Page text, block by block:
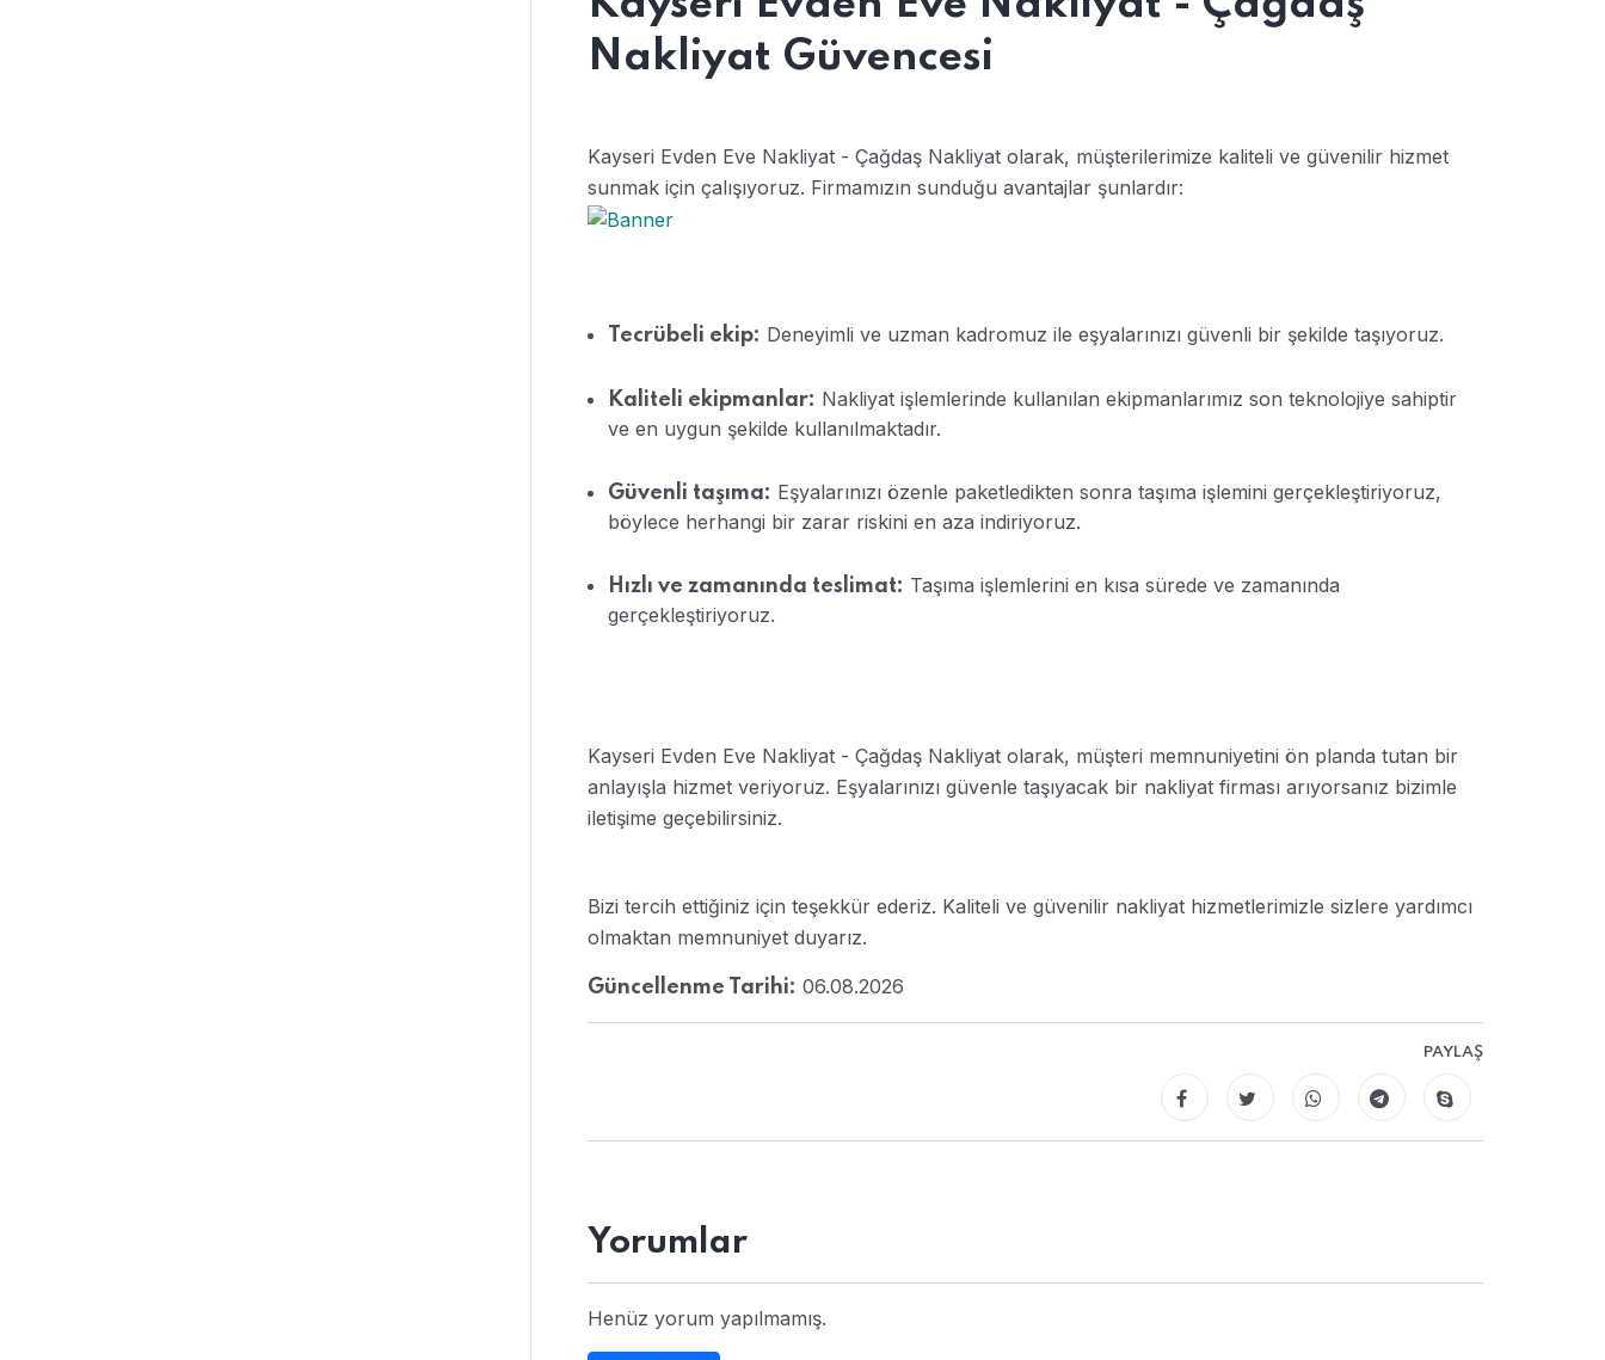
Nakliyat Güvencesi
Kayseri Evden Eve Nakliyat - Çağdaş Nakliyat olarak, müşterilerimize kaliteli ve güvenilir hizmet
sunmak için çalışıyoruz. Firmamızın sunduğu avantajlar şunlardır:
Tecrübeli ekip: Deneyimli ve uzman kadromuz ile eşyalarınızı güvenli bir şekilde taşıyoruz.
Kaliteli ekipmanlar: Nakliyat işlemlerinde kullanılan ekipmanlarımız son teknolojiye sahiptir
ve en uygun şekilde kullanılmaktadır.
Güvenli taşıma: Eşyalarınızı özenle paketledikten sonra taşıma işlemini gerçekleştiriyoruz,
böylece herhangi bir zarar riskini en aza indiriyoruz.
Hızlı ve zamanında teslimat: Taşıma işlemlerini en kısa sürede ve zamanında
gerçekleştiriyoruz.
Kayseri Evden Eve Nakliyat - Çağdaş Nakliyat olarak, müşteri memnuniyetini ön planda tutan bir
anlayışla hizmet veriyoruz. Eşyalarınızı güvenle taşıyacak bir nakliyat firması arıyorsanız bizimle
iletişime geçebilirsiniz.
Bizi tercih ettiğiniz için teşekkür ederiz. Kaliteli ve güvenilir nakliyat hizmetlerimizle sizlere yardımcı
olmaktan memnuniyet duyarız.
Güncellenme Tarihi: 06.08.2026
PAYLAŞ
Yorumlar
Henüz yorum yapılmamış.